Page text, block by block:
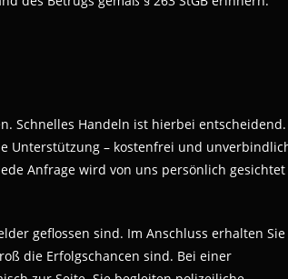
Schnelles Handeln ist hierbei entscheidend.
Unterstützung – kostenfrei und
Anfrage wird von uns persönlich gesichtet
geflossen sind. Im Anschluss erhalten Sie
die Erfolgschancen sind. Bei einer